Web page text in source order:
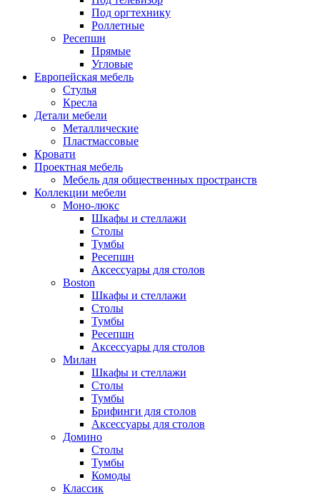
Под оргтехнику
Роллетные
Ресепшн
Прямые
Угловые
Европейская мебель
Стулья
Кресла
Детали мебели
Металлические
Пластмассовые
Кровати
Проектная мебель
Мебель для общественных пространств
Коллекции мебели
Моно-люкс
Шкафы и стеллажи
Столы
Тумбы
Ресепшн
Аксессуары для столов
Boston
Шкафы и стеллажи
Столы
Тумбы
Ресепшн
Аксессуары для столов
Милан
Шкафы и стеллажи
Столы
Тумбы
Брифинги для столов
Аксессуары для столов
Домино
Столы
Тумбы
Комоды
Классик